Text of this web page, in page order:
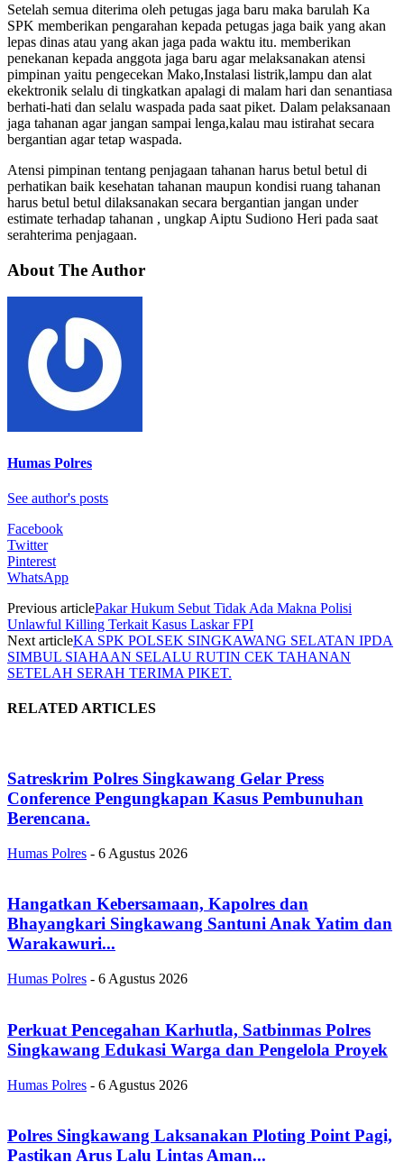
Setelah semua diterima oleh petugas jaga baru maka barulah Ka
SPK memberikan pengarahan kepada petugas jaga baik yang akan
lepas dinas atau yang akan jaga pada waktu itu. memberikan
penekanan kepada anggota jaga baru agar melaksanakan atensi
pimpinan yaitu pengecekan Mako,Instalasi listrik,lampu dan alat
ekektronik selalu di tingkatkan apalagi di malam hari dan senantiasa
berhati-hati dan selalu waspada pada saat piket. Dalam pelaksanaan
jaga tahanan agar jangan sampai lenga,kalau mau istirahat secara
bergantian agar tetap waspada.
Atensi pimpinan tentang penjagaan tahanan harus betul betul di
perhatikan baik kesehatan tahanan maupun kondisi ruang tahanan
harus betul betul dilaksanakan secara bergantian jangan under
estimate terhadap tahanan , ungkap Aiptu Sudiono Heri pada saat
serahterima penjagaan.
About The Author
Humas Polres
See author's posts
Facebook
Twitter
Pinterest
WhatsApp
Previous articlePakar Hukum Sebut Tidak Ada Makna Polisi
Unlawful Killing Terkait Kasus Laskar FPI
Next articleKA SPK POLSEK SINGKAWANG SELATAN IPDA
SIMBUL SIAHAAN SELALU RUTIN CEK TAHANAN
SETELAH SERAH TERIMA PIKET.
RELATED ARTICLES
Satreskrim Polres Singkawang Gelar Press
Conference Pengungkapan Kasus Pembunuhan
Berencana.
Humas Polres - 6 Agustus 2026
Hangatkan Kebersamaan, Kapolres dan
Bhayangkari Singkawang Santuni Anak Yatim dan
Warakawuri...
Humas Polres - 6 Agustus 2026
Perkuat Pencegahan Karhutla, Satbinmas Polres
Singkawang Edukasi Warga dan Pengelola Proyek
Humas Polres - 6 Agustus 2026
Polres Singkawang Laksanakan Ploting Point Pagi,
Pastikan Arus Lalu Lintas Aman...